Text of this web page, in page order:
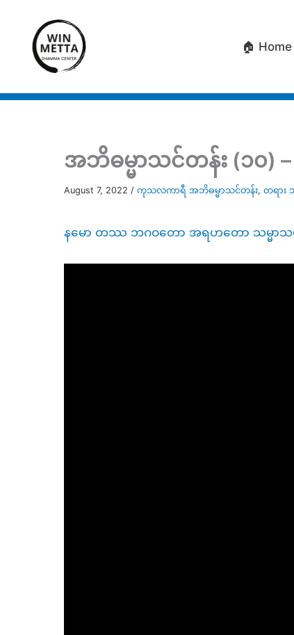
content
🏠 Home
အဘိဓမ္မာသင်တန်း (၁၀)
August 7, 2022 / ကုသလကာရီ အဘိဓမ္မာသင်တန်း, တရား
နမော တဿ ဘဂဝတော အရဟတော သမ္မာသ